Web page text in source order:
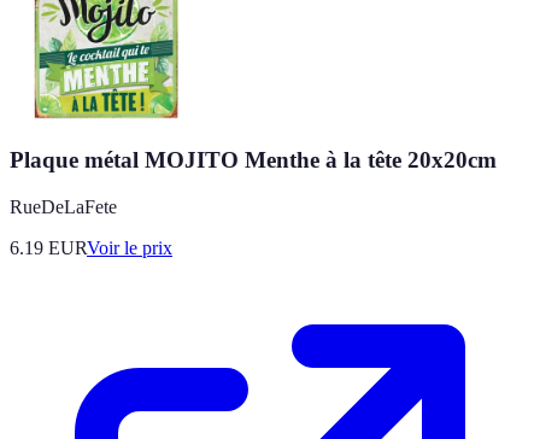
Plaque métal MOJITO Menthe à la tête 20x20cm
RueDeLaFete
6.19 EURVoir le prix